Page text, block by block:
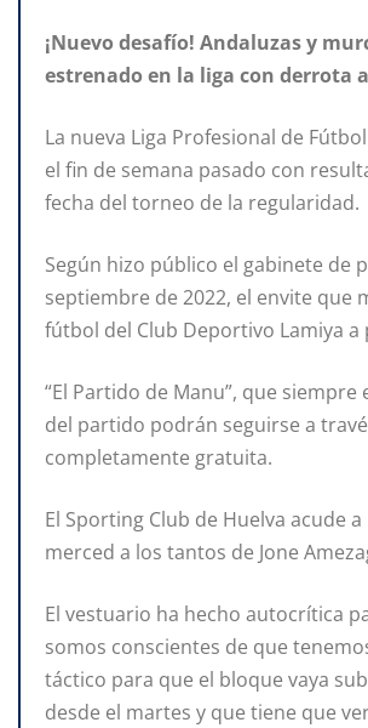
¡Nuevo desafío! Andaluzas y
estrenado en la liga con derrota
La nueva Liga Profesional de
el fin de semana pasado con
fecha del torneo de la regularidad.
Según hizo público el gabinete de
septiembre de 2022, el envite que
fútbol del Club Deportivo Lamiya
“El Partido de Manu”, que
del partido podrán seguirse a
completamente gratuita.
El Sporting Club de Huelva acude
merced a los tantos de Jone
El vestuario ha hecho autocrítica
somos conscientes de que
táctico para que el bloque vaya
desde el martes y que tiene que